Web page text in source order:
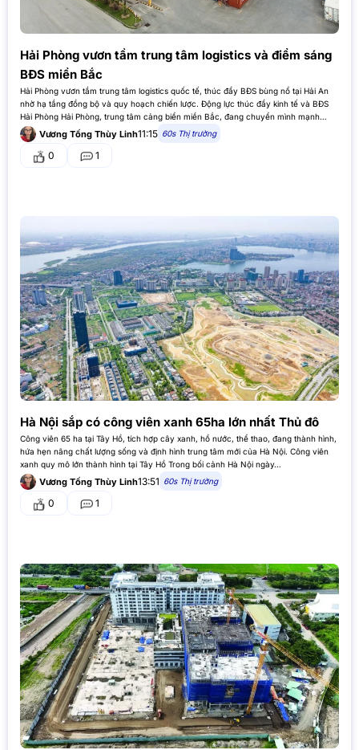
Hải Phòng vươn tầm trung tâm logistics và điểm sáng
BĐS miền Bắc
Hải Phòng vươn tầm trung tâm logistics quốc tế, thúc đẩy BĐS bùng nổ tại Hải An
nhờ hạ tầng đồng bộ và quy hoạch chiến lược. Động lực thúc đẩy kinh tế và BĐS
Hải Phòng Hải Phòng, trung tâm cảng biển miền Bắc, đang chuyển mình mạnh
mẽ… Vương Tống Thùy Linh11:15 60s Thị trường
0 1
Hà Nội sắp có công viên xanh 65ha lớn nhất Thủ đô
Công viên 65 ha tại Tây Hồ, tích hợp cây xanh, hồ nước, thể thao, đang thành hình,
hứa hẹn nâng chất lượng sống và định hình trung tâm mới của Hà Nội. Công viên
xanh quy mô lớn thành hình tại Tây Hồ Trong bối cảnh Hà Nội ngày…
Vương Tống Thùy Linh13:51 60s Thị trường
0 1